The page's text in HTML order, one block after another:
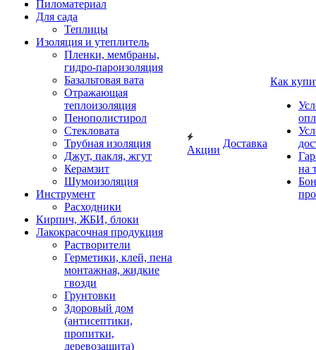
Пиломатериал
Для сада
Теплицы
Изоляция и утеплитель
Пленки, мембраны,
гидро-пароизоляция
Базальтовая вата
Отражающая
теплоизоляция
Пенополистирол
Стекловата
Трубная изоляция
Джут, пакля, жгут
Керамзит
Шумоизоляция
Инструмент
Расходники
Кирпич, ЖБИ, блоки
Лакокрасочная продукция
Растворители
Герметики, клей, пена
монтажная, жидкие
гвозди
Грунтовки
Здоровый дом
(антисептики,
пропитки,
деревозащита)
Акции
Доставка
Как
на